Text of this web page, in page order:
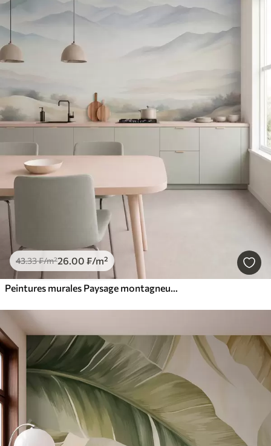
43.33₣/m²26.00 ₣/m²
Peintures murales Paysage montagneux aux reliefs variés